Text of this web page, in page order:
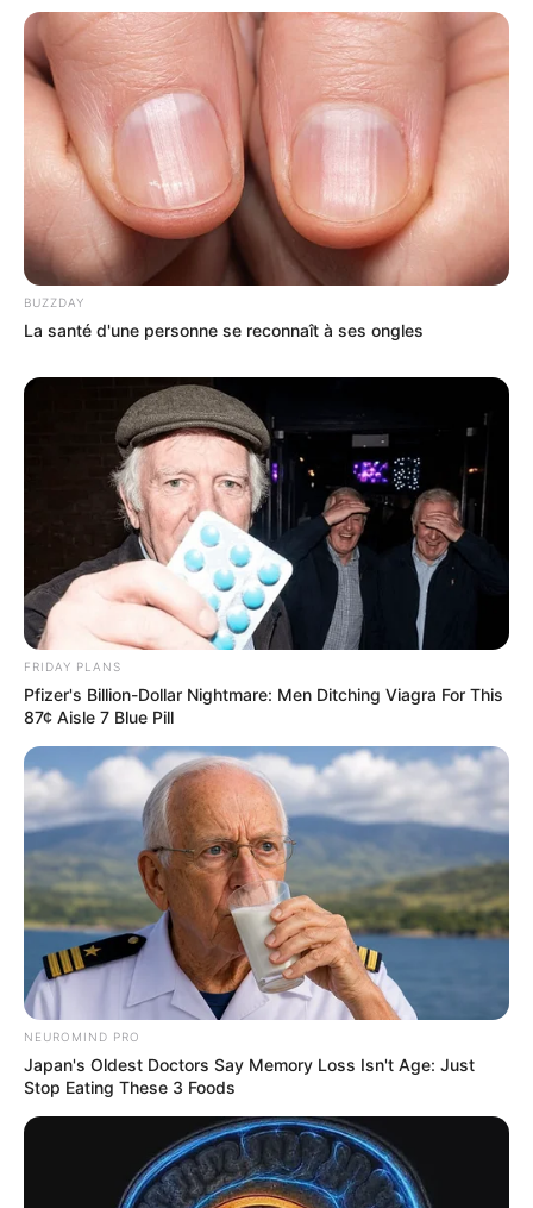
BUZZDAY
La santé d'une personne se reconnaît à ses ongles
FRIDAY PLANS
Pfizer's Billion-Dollar Nightmare: Men Ditching Viagra For This
87¢ Aisle 7 Blue Pill
NEUROMIND PRO
Japan's Oldest Doctors Say Memory Loss Isn't Age: Just
Stop Eating These 3 Foods